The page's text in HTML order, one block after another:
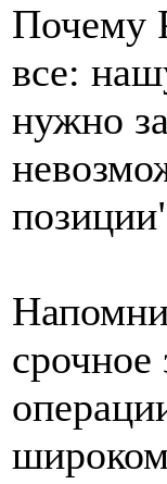
Почему
все:
нужно
срочное